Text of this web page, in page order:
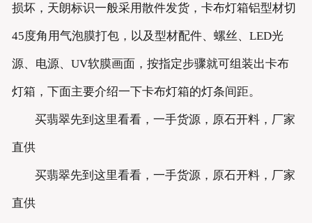
损坏，天朗标识一般采用散件发货，卡布灯箱铝型材切
45度角用气泡膜打包，以及型材配件、螺丝、LED光
源、电源、UV软膜画面，按指定步骤就可组装出卡布
灯箱，下面主要介绍一下卡布灯箱的灯条间距。
买翡翠先到这里看看，一手货源，原石开料，厂家
直供
买翡翠先到这里看看，一手货源，原石开料，厂家
直供